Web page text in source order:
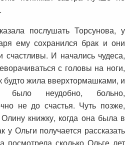
послушать Торсунова, у
ему сохранился брак и они
И начались чудеса,
с головы на ноги,
будто жила вверхтормашками, и
было неудобно, больно,
не до счастья. Чуть позже,
книжку, когда она была в
у Ольги получается рассказать